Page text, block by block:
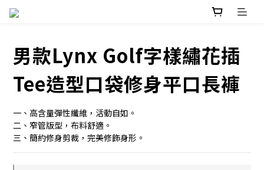
男款Lynx Golf字樣繡花插
Tee造型口袋修身平口長褲
一、高含量彈性纖維，活動自如。
二、窄管版型，布料舒適。
三、簡約修身剪裁，完美修飾身形。